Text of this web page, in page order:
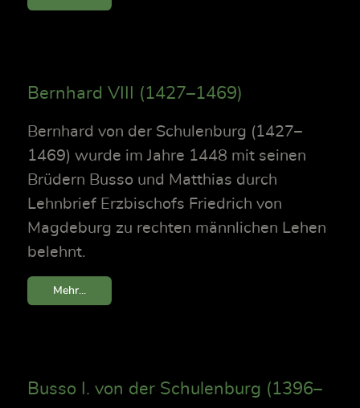
Bernhard VIII (1427–1469)
Bernhard von der Schulenburg (1427–
1469) wurde im Jahre 1448 mit seinen
Brüdern Busso und Matthias durch
Lehnbrief Erzbischofs Friedrich von
Magdeburg zu rechten männlichen Lehen
belehnt.
Mehr...
Busso I. von der Schulenburg (1396–